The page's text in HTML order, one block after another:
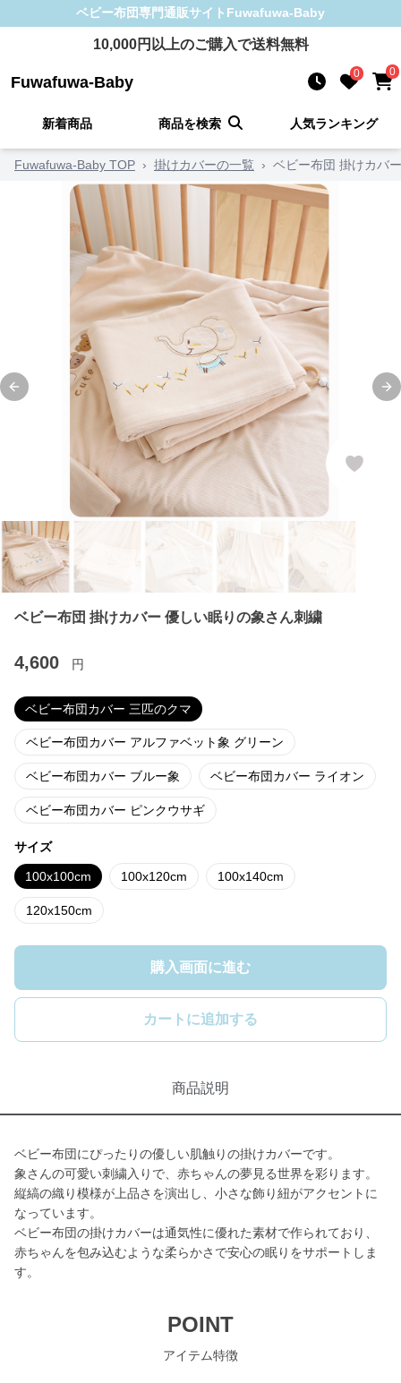
ベビー布団専門通販サイト Fuwafuwa-Baby
10,000円以上のご購入で送料無料
Fuwafuwa-Baby 0 0
新着商品 商品を検索 人気ランキング
Fuwafuwa-Baby TOP › 掛けカバーの一覧 › ベビー布団 掛けカバ
Previous slide
ベビー布団 掛けカバー 優しい眠りの象さん刺繍
4,600 円
ベビー布団カバー 三匹のクマ
ベビー布団カバー アルファベット象 グリーン
ベビー布団カバー ブルー象 ベビー布団カバー ライオン
ベビー布団カバー ピンクウサギ
サイズ
100x100cm 100x120cm 100x140cm
120x150cm
購入画面に進む
カートに追加する
商品説明
ベビー布団にぴったりの優しい肌触りの掛けカバーです。
象さんの可愛い刺繍入りで、赤ちゃんの夢見る世界を彩ります。
縦縞の織り模様が上品さを演出し、小さな飾り紐がアクセントに
なっています。
ベビー布団の掛けカバーは通気性に優れた素材で作られており、
赤ちゃんを包み込むような柔らかさで安心の眠りをサポートしま
す。
POINT
アイテム特徴